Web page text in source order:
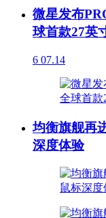
微星发布
球首款27英
6 07.14
均衡旗舰再
深度体验